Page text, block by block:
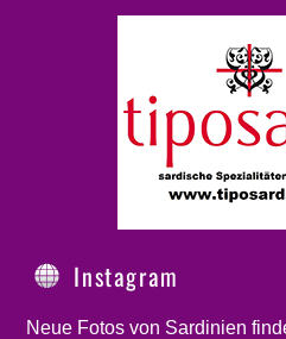
Instagram
Neue Fotos von Sardinien